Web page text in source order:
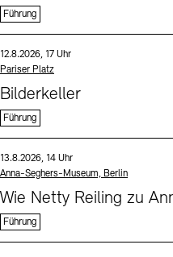
Führung
Datum und Uhrzeit:
12.8.2026, 17 Uhr
Standort
Pariser Platz
Bilderkeller
Führung
Datum und Uhrzeit:
13.8.2026, 14 Uhr
Standort
Anna-Seghers-Museum, Berlin
Wie Netty Reiling zu
Führung